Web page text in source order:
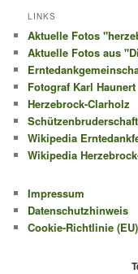
LINKS
Aktuelle Fotos
Aktuelle Fotos aus
Fotograf Karl Haunert
Herzebrock-Clarholz
Wikipedia
Wikipedia
Impressum
Datenschutzhinweis
Cookie-Richtlinie (EU)